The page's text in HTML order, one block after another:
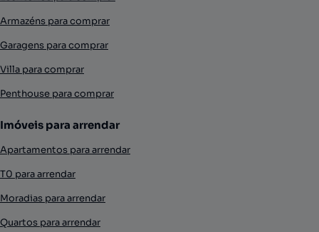
Armazéns para comprar
Garagens para comprar
Villa para comprar
Penthouse para comprar
Imóveis para arrendar
Apartamentos para arrendar
T0 para arrendar
Moradias para arrendar
Quartos para arrendar